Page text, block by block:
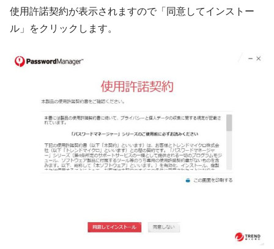
使用許諾契約が表示されますので「同意してインストー
ル」をクリックします。